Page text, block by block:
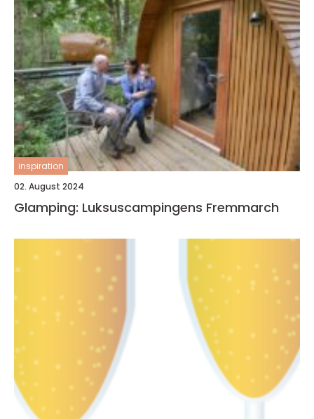
inspiration
02. August 2024
Glamping: Luksuscampingens Fremmarch